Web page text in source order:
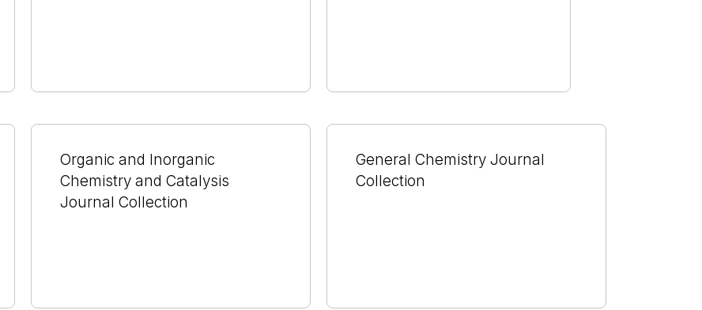
Organic and Inorganic
Chemistry and Catalysis
Journal Collection
General Chemistry Journal
Collection